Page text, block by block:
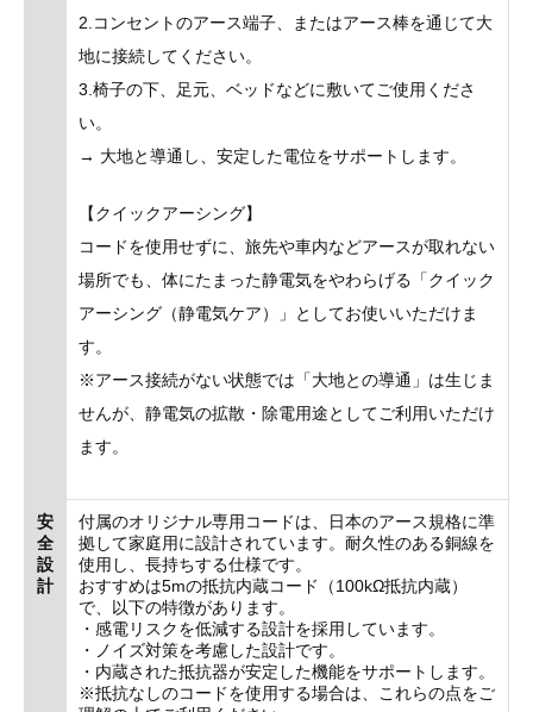
2.コンセントのアース端子、またはアース棒を通じて大
地に接続してください。
3.椅子の下、足元、ベッドなどに敷いてご使用くださ
い。
→ 大地と導通し、安定した電位をサポートします。
【クイックアーシング】
コードを使用せずに、旅先や車内などアースが取れない
場所でも、体にたまった静電気をやわらげる「クイック
アーシング（静電気ケア）」としてお使いいただけま
す。
※アース接続がない状態では「大地との導通」は生じま
せんが、静電気の拡散・除電用途としてご利用いただけ
ます。
安
全
設
計
付属のオリジナル専用コードは、日本のアース規格に準
拠して家庭用に設計されています。耐久性のある銅線を
使用し、長持ちする仕様です。
おすすめは5mの抵抗内蔵コード（100kΩ抵抗内蔵）
で、以下の特徴があります。
・感電リスクを低減する設計を採用しています。
・ノイズ対策を考慮した設計です。
・内蔵された抵抗器が安定した機能をサポートします。
※抵抗なしのコードを使用する場合は、これらの点をご